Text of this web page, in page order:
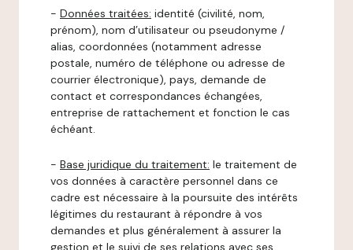
- Données traitées: identité (civilité, nom,
prénom), nom d’utilisateur ou pseudonyme /
alias, coordonnées (notamment adresse
postale, numéro de téléphone ou adresse de
courrier électronique), pays, demande de
contact et correspondances échangées,
entreprise de rattachement et fonction le cas
échéant.
- Base juridique du traitement: le traitement de
vos données à caractère personnel dans ce
cadre est nécessaire à la poursuite des intérêts
légitimes du restaurant à répondre à vos
demandes et plus généralement à assurer la
gestion et le suivi de ses relations avec ses